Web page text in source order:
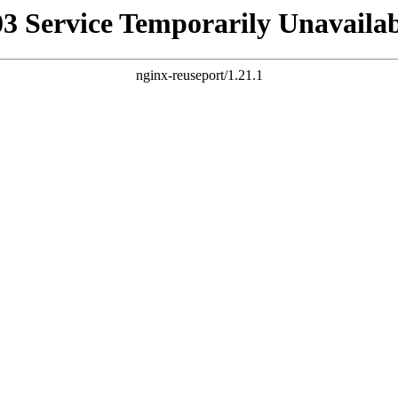
Service Temporarily
nginx-reuseport/1.21.1